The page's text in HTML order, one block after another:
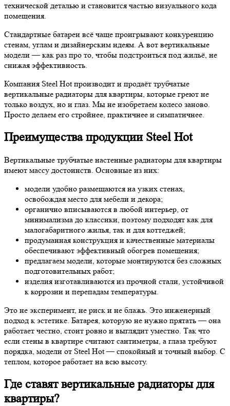
технической деталью и становится частью визуального кода
помещения.
Стандартные батареи всё чаще проигрывают конкуренцию
стенам, углам и дизайнерским идеям. А вот вертикальные
модели — как раз про то, чтобы подстроиться под жильё, не
снижая эффективность.
Компания Steel Hot производит и продаёт трубчатые
вертикальные радиаторы для квартиры, которые греют не
только воздух, но и глаз. Мы не изобретаем колесо заново.
Просто делаем его стройнее, практичнее и симпатичнее.
Преимущества продукции Steel Hot
Вертикальные трубчатые настенные радиаторы для квартиры
имеют массу достоинств. Основные из них:
модели удобно размещаются на узких стенах,
освобождая место для мебели и декора;
органично вписываются в любой интерьер, от
минимализма до классики, поэтому подходят как для
малогабаритного жилья, так и для коттеджей;
продуманная конструкция и качественные материалы
обеспечивают эффективный обогрев помещения;
предлагаем модели, которые монтируются без сложных
подготовительных работ;
изделия изготавливаются из прочной стали, устойчивой
к коррозии и перепадам температуры.
Это не эксперимент, не риск и не блажь. Это инженерный
подход к эстетике. Батарея, которую не нужно прятать — она
работает честно, стоит ровно и выглядит уместно. Так что
если стены в квартире считают сантиметры, а глаза требуют
порядка, модели от Steel Hot — спокойный и точный выбор. С
теплом, которое работает на всю высоту.
Где ставят вертикальные радиаторы для
квартиры?